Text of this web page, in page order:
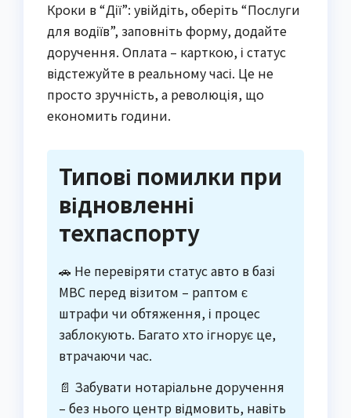
Кроки в “Дії”: увійдіть, оберіть “Послуги
для водіїв”, заповніть форму, додайте
доручення. Оплата – карткою, і статус
відстежуйте в реальному часі. Це не
просто зручність, а революція, що
економить години.
Типові помилки при
відновленні
техпаспорту
🚗 Не перевіряти статус авто в базі
МВС перед візитом – раптом є
штрафи чи обтяження, і процес
заблокують. Багато хто ігнорує це,
втрачаючи час.
📄 Забувати нотаріальне доручення
– без нього центр відмовить, навіть